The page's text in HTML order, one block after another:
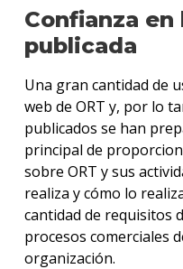
Confianza
publicada
Una gran cantidad de
web de ORT y, por lo
publicados se han
principal de
sobre ORT y sus
realiza y cómo lo
cantidad de requisitos
procesos comerciales
organización.